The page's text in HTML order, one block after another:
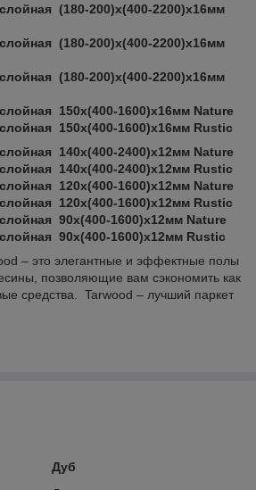
(180-200)х(400-2200)x16мм
(180-200)х(400-2200)x16мм
(180-200)х(400-2200)x16мм
150x(400-1600)х16мм Nature
150x(400-1600)х16мм Rustic
140x(400-2400)х12мм Nature
140x(400-2400)х12мм Rustic
120x(400-1600)х12мм Nature
120x(400-1600)х12мм Rustic
90x(400-1600)х12мм Nature
90x(400-1600)х12мм Rustic
– это элегантные и эффектные полы
позволяющие вам сэкономить как
средства. Tarwood – лучший паркет
Дуб